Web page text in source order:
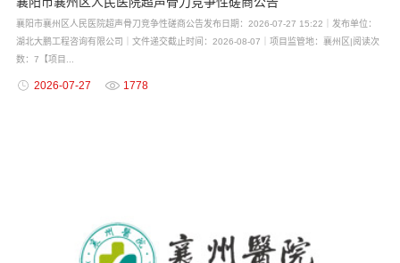
襄阳市襄州区人民医院超声骨刀竞争性磋商公告发布日期：2026-07-27 15:22｜发布单位：
湖北大鹏工程咨询有限公司｜文件递交截止时间：2026-08-07｜项目监管地：襄州区|阅读次
数：7【项目...
2026-07-27 1778